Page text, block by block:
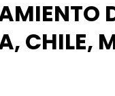
CHILE,